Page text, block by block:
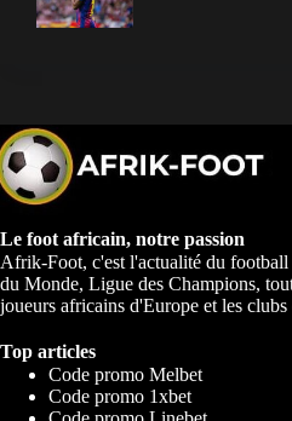
Le foot africain, notre passion
Afrik-Foot, c'est l'actualité du
du Monde, Ligue des Champions,
joueurs africains d'Europe et les
Top articles
Code promo Melbet
Code promo 1xbet